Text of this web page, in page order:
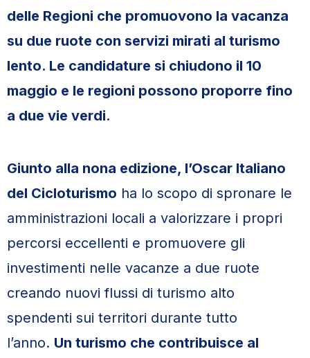
delle Regioni che promuovono la vacanza
su due ruote con servizi mirati al turismo
lento. Le candidature si chiudono il 10
maggio e le regioni possono proporre fino
a due vie verdi.
Giunto alla nona edizione, l’Oscar Italiano
del Cicloturismo ha lo scopo di spronare le
amministrazioni locali a valorizzare i propri
percorsi eccellenti e promuovere gli
investimenti nelle vacanze a due ruote
creando nuovi flussi di turismo alto
spendenti sui territori durante tutto
l’anno. Un turismo che contribuisce al